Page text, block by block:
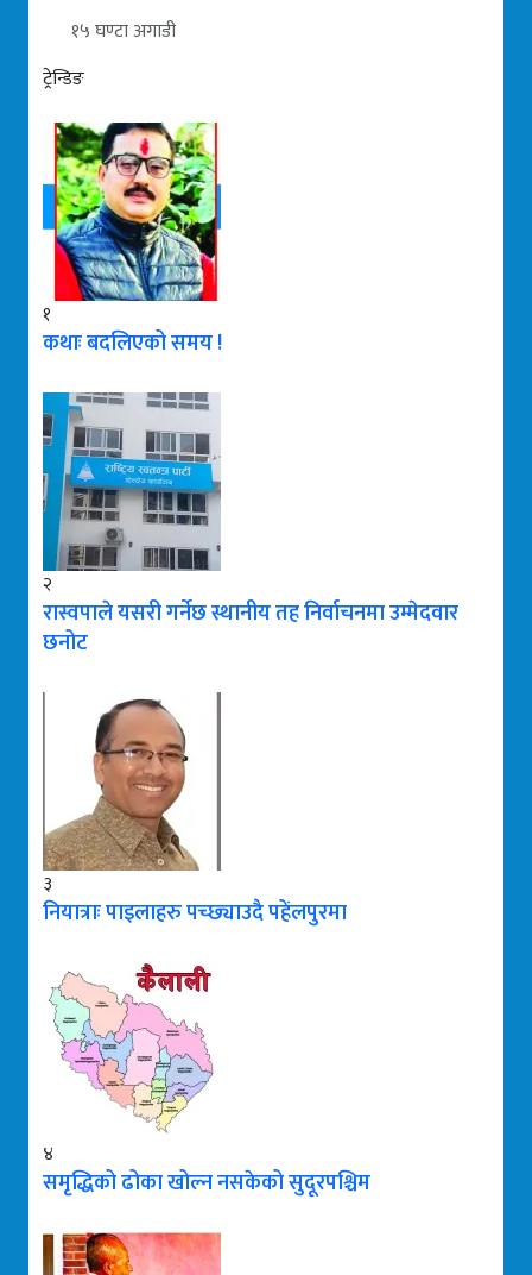
१५ घण्टा अगाडी
ट्रेन्डिङ
१
कथाः बदलिएको समय !
२
रास्वपाले यसरी गर्नेछ स्थानीय तह निर्वाचनमा उम्मेदवार
छनोट
३
नियात्राः पाइलाहरु पच्छ्याउदै पहेंलपुरमा
४
समृद्धिको ढोका खोल्न नसकेको सुदूरपश्चिम